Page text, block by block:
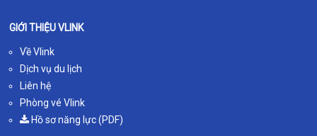
GIỚI THIỆU VLINK
Về Vlink
Dịch vụ du lịch
Liên hệ
Phòng vé Vlink
Hồ sơ năng lực (PDF)